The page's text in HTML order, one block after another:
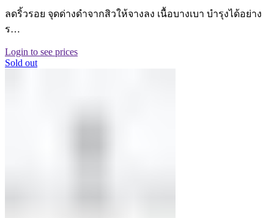
ลดริ้วรอย จุดด่างดำจากสิวให้จางลง เนื้อบางเบา บำรุงได้อย่าง
ร…
Login to see prices
Sold out